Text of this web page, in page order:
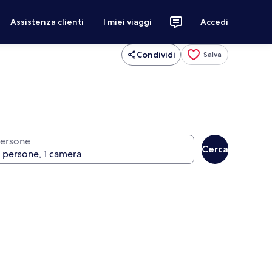
Assistenza clienti I miei viaggi Accedi
Condividi Salva
Cerca